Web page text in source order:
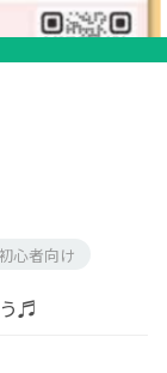
初心者向け
♬